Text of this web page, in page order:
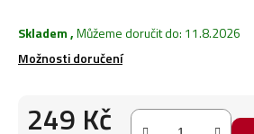
Skladem,Můžeme doručit do: 11.8.2026
Možnosti doručení
249 Kč